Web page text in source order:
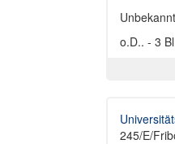
o.D.. - 3
245/E/